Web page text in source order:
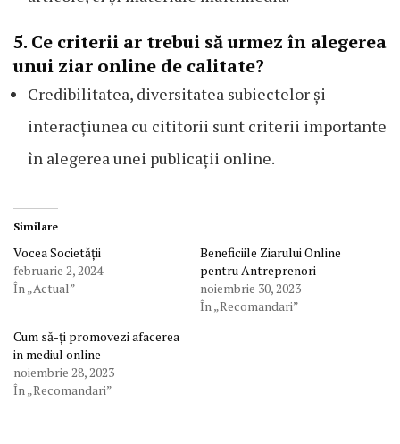
5. Ce criterii ar trebui să urmez în alegerea
unui ziar online de calitate?
Credibilitatea, diversitatea subiectelor și
interacțiunea cu cititorii sunt criterii importante
în alegerea unei publicații online.
Similare
Vocea Societății
februarie 2, 2024
În „Actual”
Beneficiile Ziarului Online
pentru Antreprenori
noiembrie 30, 2023
În „Recomandari”
Cum să-ți promovezi afacerea
in mediul online
noiembrie 28, 2023
În „Recomandari”